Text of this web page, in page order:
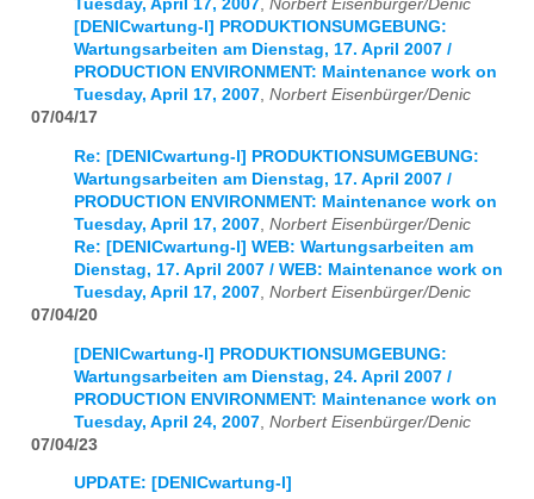
Tuesday, April 17, 2007, Norbert Eisenbürger/Denic
[DENICwartung-l] PRODUKTIONSUMGEBUNG:
Wartungsarbeiten am Dienstag, 17. April 2007 /
PRODUCTION ENVIRONMENT: Maintenance work on
Tuesday, April 17, 2007, Norbert Eisenbürger/Denic
07/04/17
Re: [DENICwartung-l] PRODUKTIONSUMGEBUNG:
Wartungsarbeiten am Dienstag, 17. April 2007 /
PRODUCTION ENVIRONMENT: Maintenance work on
Tuesday, April 17, 2007 Norbert Eisenbürger/Denic
Re: [DENICwartung-l] WEB: Wartungsarbeiten am
Dienstag, 17. April 2007 / WEB: Maintenance work on
Tuesday, April 17, 2007 Norbert Eisenbürger/Denic
07/04/20
[DENICwartung-l] PRODUKTIONSUMGEBUNG:
Wartungsarbeiten am Dienstag, 24. April 2007 /
PRODUCTION ENVIRONMENT: Maintenance work on
Tuesday, April 24, 2007 Norbert Eisenbürger/Denic
07/04/23
UPDATE: [DENICwartung-l]